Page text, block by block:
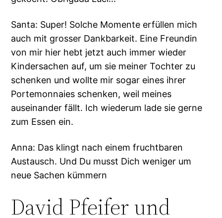
Santa: Super! Solche Momente erfüllen mich
auch mit grosser Dankbarkeit. Eine Freundin
von mir hier hebt jetzt auch immer wieder
Kindersachen auf, um sie meiner Tochter zu
schenken und wollte mir sogar eines ihrer
Portemonnaies schenken, weil meines
auseinander fällt. Ich wiederum lade sie gerne
zum Essen ein.
Anna: Das klingt nach einem fruchtbaren
Austausch. Und Du musst Dich weniger um
neue Sachen kümmern
David Pfeifer und